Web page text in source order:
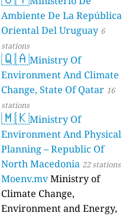
Ambiente De La República
Oriental Del Uruguay 6
stations
🇶🇦Ministry Of
Environment And Climate
Change, State Of Qatar 16
stations
🇲🇰Ministry Of
Environment And Physical
Planning – Republic Of
North Macedonia 22 stations
Moenv.mvMinistry of
Climate Change,
Environment and Energy,